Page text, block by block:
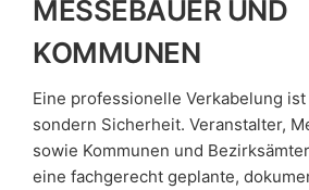
MESSEBAUER UND
KOMMUNEN
Eine professionelle Verkabelung
sondern Sicherheit. Veranstalter,
sowie Kommunen und
eine fachgerecht geplante,